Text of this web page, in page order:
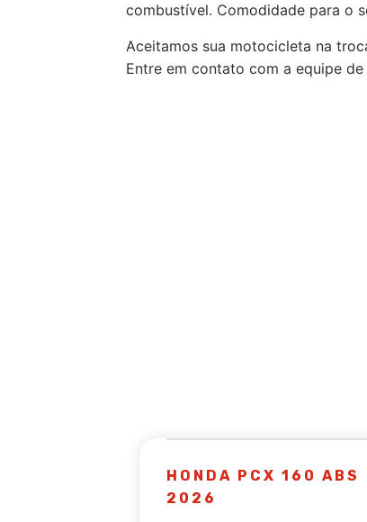
combustível. Comodidade para o
Aceitamos sua motocicleta na
Entre em contato com a equipe
HONDA PCX 160 ABS
2026